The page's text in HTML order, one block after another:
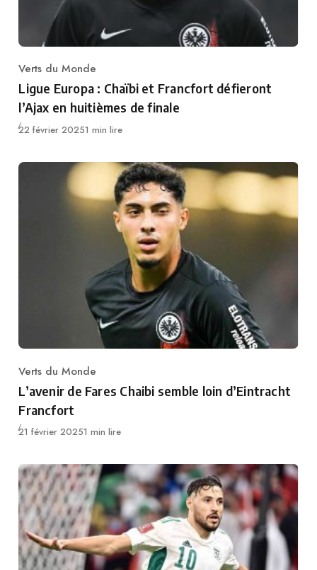
Category
Verts du Monde
Ligue Europa : Chaïbi et Francfort défieront
l’Ajax en huitièmes de finale
Publié
22 février 20251 min lire
Category
Verts du Monde
L’avenir de Fares Chaibi semble loin d’Eintracht
Francfort
Publié
21 février 20251 min lire